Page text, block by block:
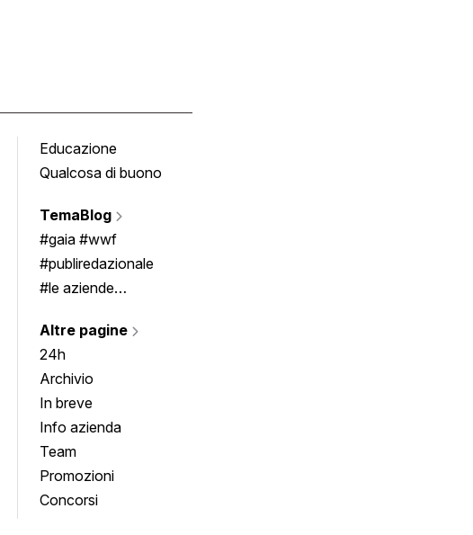
Educazione
Qualcosa di buono
TemaBlog
#gaia #wwf
#publiredazionale
#le aziende
Altre pagine
24h
Archivio
In breve
Info azienda
Team
Promozioni
Concorsi